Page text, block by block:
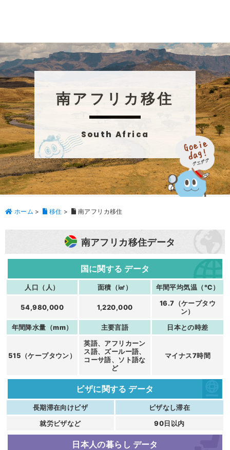
南アフリカ移住
South Africa
ホーム > 移住 > 南アフリカ移住
南アフリカ移住データ
国に関する データ
人口（人） 面積（㎢） 年間平均気温（℃）
54,980,000 1,220,000
16.7（ケープタウ
ン）
年間降水量（mm）
主要言語 日本との時差
515（ケープタウン）
英語、アフリカーン
ス語、ズールー語、
コーサ語、ソト語な
ど
マイナス7時間
ビザに関する データ
長期滞在向けビザ
ビザなし滞在
就労ビザなど
90日以内
日本人の暮らし データ